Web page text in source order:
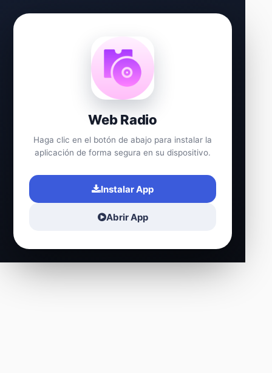
Web Radio
Haga clic en el botón de abajo para instalar la
aplicación de forma segura en su dispositivo.
Instalar App
Abrir App